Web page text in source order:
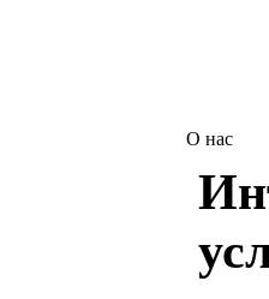
О нас